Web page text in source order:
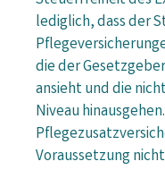
lediglich, dass der
die der
ansieht und die
Niveau
Voraussetzung